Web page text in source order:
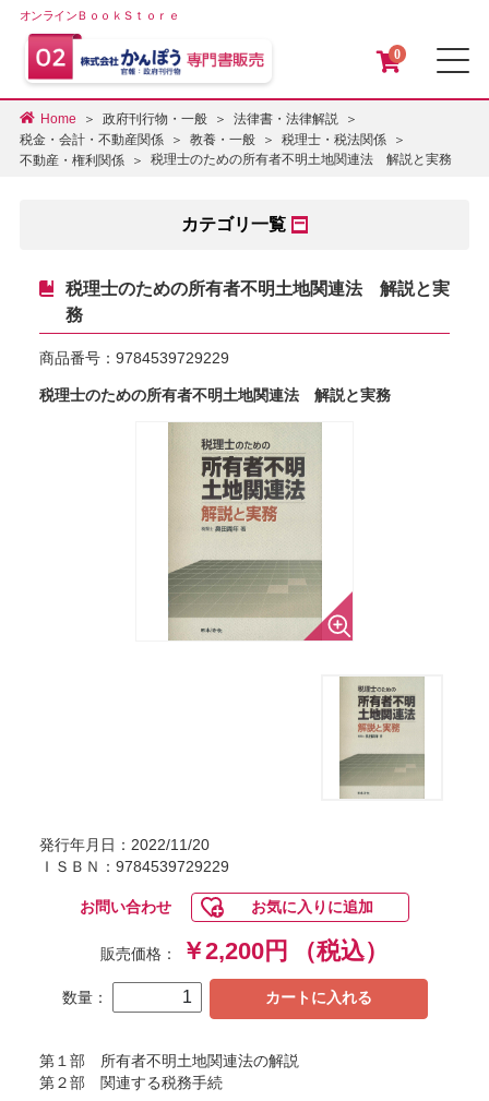
オンラインＢｏｏｋＳｔｏｒｅ
0
Home 政府刊行物・一般
法律書・法律解説
税金・会計・不動産関係
教養・一般
税理士・税法関係
不動産・権利関係
税理士のための所有者不明土地関連法 解説と実務
カテゴリ一覧
税理士のための所有者不明土地関連法 解説と実
務
商品番号： 9784539729229
税理士のための所有者不明土地関連法 解説と実務
発行年月日：2022/11/20
ＩＳＢＮ：9784539729229
お問い合わせ お気に入りに追加
販売価格： ￥2,200円 （税込）
数量： カートに入れる
第１部 所有者不明土地関連法の解説
第２部 関連する税務手続